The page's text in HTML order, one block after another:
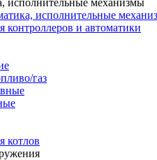
исполнительные механизмы
исполнительные
и автоматики
газ
котлов